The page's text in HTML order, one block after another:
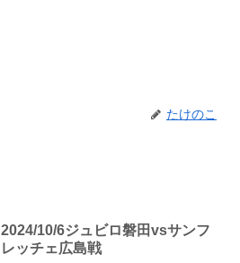
たけのこ
2024/10/6ジュビロ磐田vsサンフ
レッチェ広島戦